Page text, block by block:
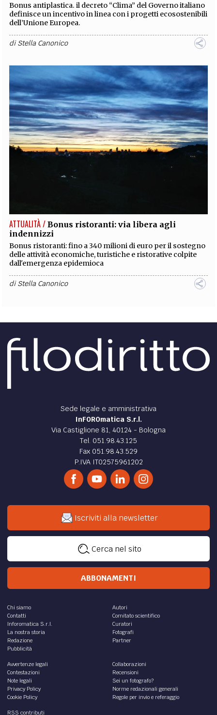
Bonus antiplastica. il decreto “Clima” del Governo italiano
definisce un incentivo in linea con i progetti ecosostenibili
dell’Unione Europea.
diStella Canonico
ATTUALITÀ / Bonus ristoranti: via libera agli
indennizzi
Bonus ristoranti: fino a 340 milioni di euro per il sostegno
delle attività economiche, turistiche e ristorative colpite
dall'emergenza epidemioca
diStella Canonico
Sede legale e amministrativa
InFOROmatica S.r.l.
Via Castiglione 81, 40124 - Bologna
Tel. 051.98.43.125
Fax 051.98.43.529
P.IVA IT02575961202
Iscriviti alla newsletter
Cerca nel sito
ABBONAMENTI
Chi siamo
Contatti
Inforomatica S.r.l.
La nostra storia
Redazione
Pubblicità
Autori
Comitato scientifico
Curatori
Fotografi
Partner
Avvertenze legali
Contestazioni
Note legali
Privacy Policy
Cookie Policy
Collaborazioni
Recensioni
Sei un fotografo?
Norme redazionali generali
Regole per invio e referaggio
RSS contributi